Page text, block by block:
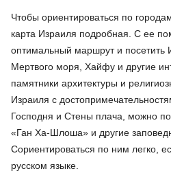
Чтобы ориентироваться по
карта Израиля подробная. С ее
оптимальный маршрут и посетить
Мертвого моря, Хайфу и другие
памятники архитектуры и
Израиля с
Господня и Стены плача, можно
«Ган Ха-Шлоша» и другие
Сориентироваться по ним легко,
русском языке.